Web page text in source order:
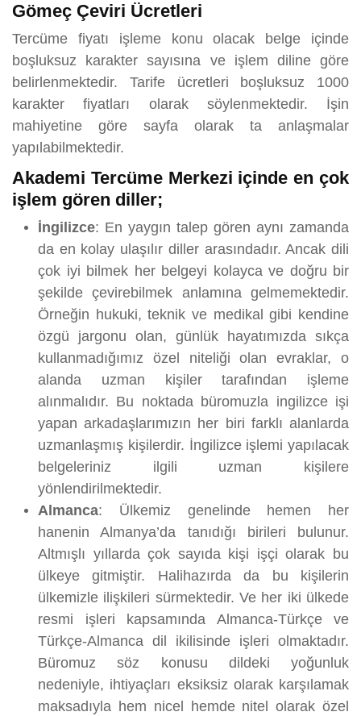
Gömeç Çeviri Ücretleri
Tercüme fiyatı işleme konu olacak belge içinde
boşluksuz karakter sayısına ve işlem diline göre
belirlenmektedir. Tarife ücretleri boşluksuz 1000
karakter fiyatları olarak söylenmektedir. İşin
mahiyetine göre sayfa olarak ta anlaşmalar
yapılabilmektedir.
Akademi Tercüme Merkezi içinde en çok
işlem gören diller;
İngilizce: En yaygın talep gören aynı zamanda
da en kolay ulaşılır diller arasındadır. Ancak dili
çok iyi bilmek her belgeyi kolayca ve doğru bir
şekilde çevirebilmek anlamına gelmemektedir.
Örneğin hukuki, teknik ve medikal gibi kendine
özgü jargonu olan, günlük hayatımızda sıkça
kullanmadığımız özel niteliği olan evraklar, o
alanda uzman kişiler tarafından işleme
alınmalıdır. Bu noktada büromuzla ingilizce işi
yapan arkadaşlarımızın her biri farklı alanlarda
uzmanlaşmış kişilerdir. İngilizce işlemi yapılacak
belgeleriniz ilgili uzman kişilere
yönlendirilmektedir.
Almanca: Ülkemiz genelinde hemen her
hanenin Almanya’da tanıdığı birileri bulunur.
Altmışlı yıllarda çok sayıda kişi işçi olarak bu
ülkeye gitmiştir. Halihazırda da bu kişilerin
ülkemizle ilişkileri sürmektedir. Ve her iki ülkede
resmi işleri kapsamında Almanca-Türkçe ve
Türkçe-Almanca dil ikilisinde işleri olmaktadır.
Büromuz söz konusu dildeki yoğunluk
nedeniyle, ihtiyaçları eksiksiz olarak karşılamak
maksadıyla hem nicel hemde nitel olarak özel